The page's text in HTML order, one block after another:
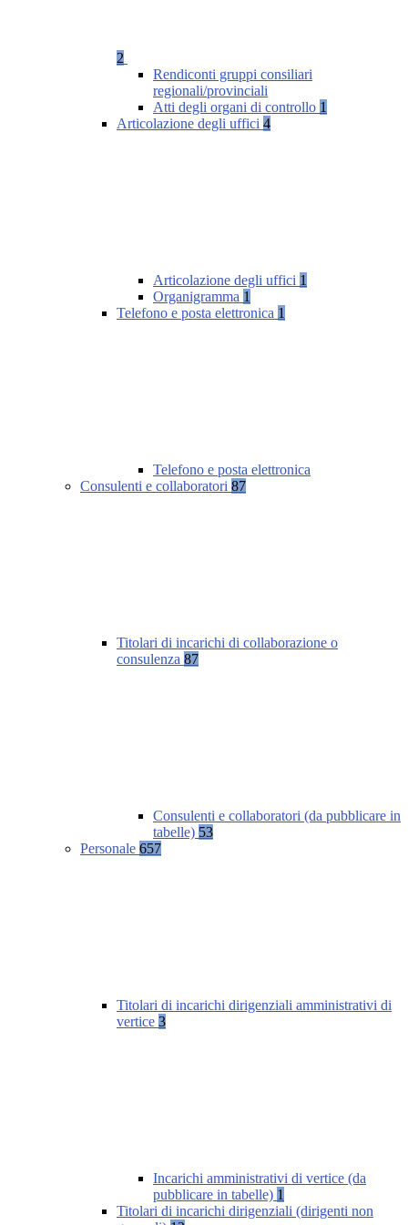
2
Rendiconti gruppi consiliari
regionali/provinciali
Atti degli organi di controllo 1
Articolazione degli uffici 4
Articolazione degli uffici 1
Organigramma 1
Telefono e posta elettronica 1
Telefono e posta elettronica
Consulenti e collaboratori 87
Titolari di incarichi di collaborazione o
consulenza 87
Consulenti e collaboratori (da pubblicare in
tabelle) 53
Personale 657
Titolari di incarichi dirigenziali amministrativi di
vertice 3
Incarichi amministrativi di vertice (da
pubblicare in tabelle) 1
Titolari di incarichi dirigenziali (dirigenti non